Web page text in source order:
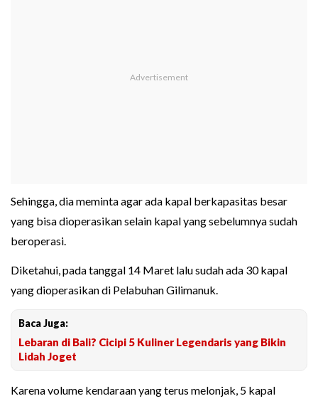
Sehingga, dia meminta agar ada kapal berkapasitas besar
yang bisa dioperasikan selain kapal yang sebelumnya sudah
beroperasi.
Diketahui, pada tanggal 14 Maret lalu sudah ada 30 kapal
yang dioperasikan di Pelabuhan Gilimanuk.
Baca Juga:
Lebaran di Bali? Cicipi 5 Kuliner Legendaris yang Bikin
Lidah Joget
Karena volume kendaraan yang terus melonjak, 5 kapal